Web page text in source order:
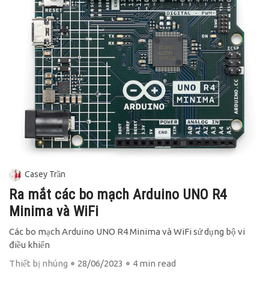
Casey Trần
Ra mắt các bo mạch Arduino UNO R4
Minima và WiFi
Các bo mạch Arduino UNO R4 Minima và WiFi sử dụng bộ vi
điều khiển
Thiết bị nhúng
28/06/2023 4 min read